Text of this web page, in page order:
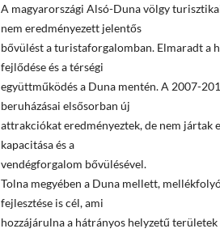
A magyarországi Alsó-Duna völgy
nem eredményezett jelentős
bővülést a turistaforgalomban. Elmaradt a
fejlődése és a térségi
együttműködés a Duna mentén. A 2007-
beruházásai elsősorban új
attrakciókat eredményeztek, de nem jártak
kapacitása és a
vendégforgalom bővülésével.
Tolna megyében a Duna mellett,
fejlesztése is cél, ami
hozzájárulna a hátrányos helyzetű